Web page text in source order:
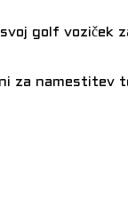
golf voziček
za namestitev